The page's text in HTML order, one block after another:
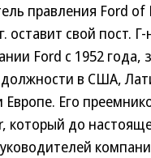
правления Ford of
оставит свой пост.
Ford c 1952 года,
в США,
Его
который до